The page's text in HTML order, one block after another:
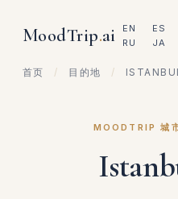
MoodTrip.ai EN ES
RU
JA
首页 / 目的地 /
MOODTRIP 城